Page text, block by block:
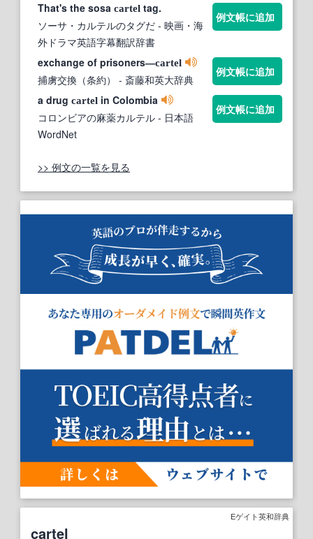
That's the sosa cartel tag.
ソーサ・カルテルのタグだ - 映画・海
外ドラマ英語字幕翻訳辞書
例文帳に追加
exchange of prisoners―cartel
捕虜交換（条約） - 斎藤和英大辞典
例文帳に追加
a drug cartel in Colombia
コロンビアの麻薬カルテル - 日本語
WordNet
例文帳に追加
>> 例文の一覧を見る
Eゲイト英和辞典
cartel